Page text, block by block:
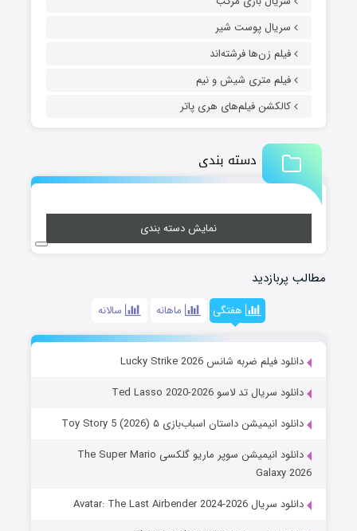
سریال پوست شیر
فیلم زن‌ها فرشته‌اند
فیلم متری شیش و نیم
کالکشن فیلم‌های هری پاتر
دسته بندی
نمایش دسته بندی
مطالب پربازدید
هفتگی ماهانه سالانه
دانلود فیلم ضربه شانس Lucky Strike 2026
دانلود سریال تد لاسو Ted Lasso 2020-2026
دانلود انیمیشن داستان اسباب‌بازی ۵ Toy Story 5 (2026)
دانلود انیمیشن سوپر ماریو گلکسی The Super Mario
Galaxy 2026
دانلود سریال Avatar: The Last Airbender 2024-2026